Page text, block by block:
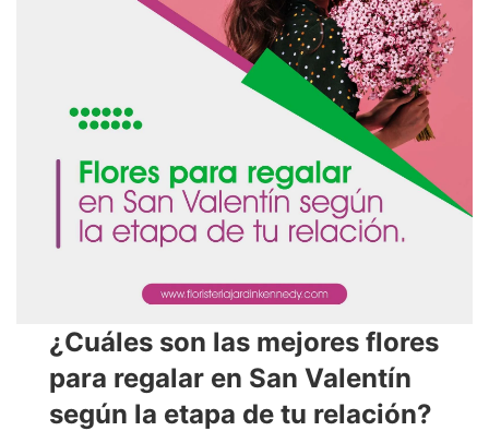
¿Cuáles son las mejores flores
para regalar en San Valentín
según la etapa de tu relación?